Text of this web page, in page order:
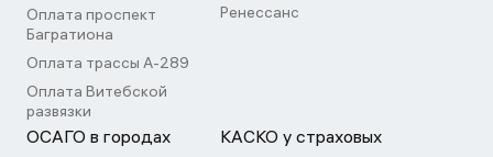
Оплата проспект
Багратиона
Оплата трассы А-289
Оплата Витебской
развязки
Ренессанс
ОСАГО в городах КАСКО у страховых